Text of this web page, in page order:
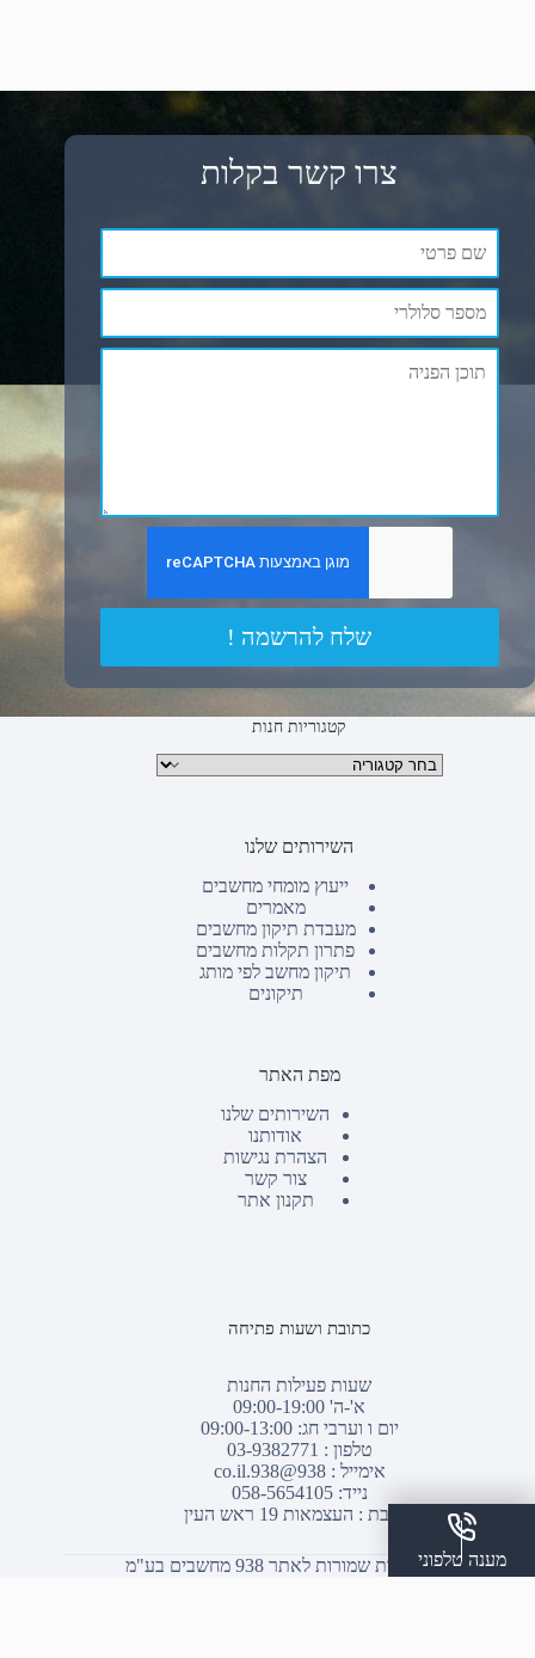
צרו קשר בקלות
שלח להרשמה !
קטגוריות חנות
קטגוריות מוצרים
השירותים שלנו
ייעוץ מומחי מחשבים
מאמרים
מעבדת תיקון מחשבים
פתרון תקלות מחשבים
תיקון מחשב לפי מותג
תיקונים
מפת האתר
השירותים שלנו
אודותנו
הצהרת נגישות
צור קשר
תקנון אתר
כתובת ושעות פתיחה
שעות פעילות החנות
א'-ה' 09:00-19:00
יום ו וערבי חג: 09:00-13:00
טלפון : 03-9382771
אימייל :938@938.co.il
נייד: 058-5654105
כתובת : העצמאות 19 ראש העין
© כל הזכויות שמורות לאתר 938 מחשבים בע"מ
מענה טלפוני